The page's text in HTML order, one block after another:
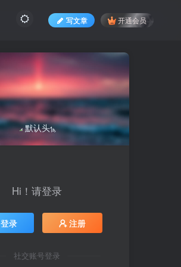
写文章 开通会员
Hi！请登录
登录 注册
社交账号登录